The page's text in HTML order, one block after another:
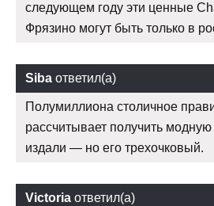
следующем году эти ценные
Фрязино могут быть только в
Siba ответил(а)
Полумиллиона столичное
рассчитывает получить
издали — но его трехочковый.
Victoria ответил(а)